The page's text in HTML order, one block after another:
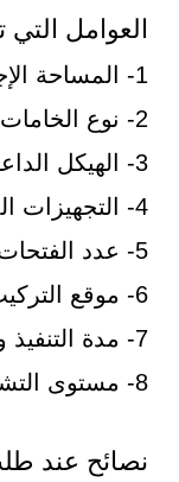
العوامل
1- المساحة الإجمالية والتصميم المطلوب.
2- نوع الخامات المستخدمة في الغطاء والعزل.
3- الهيكل الداعم (حديد، خشب، ألمنيوم).
4- التجهيزات الداخلية (إنارة، أرضية، فرش).
5- عدد الفتحات (أبواب، نوافذ، تهوية).
6- موقع التركيب وسهولة الوصول.
7- مدة التنفيذ وخدمات ما بعد التركيب.
8- مستوى التشطيب والتفاصيل الداخلية.
نصائح عند